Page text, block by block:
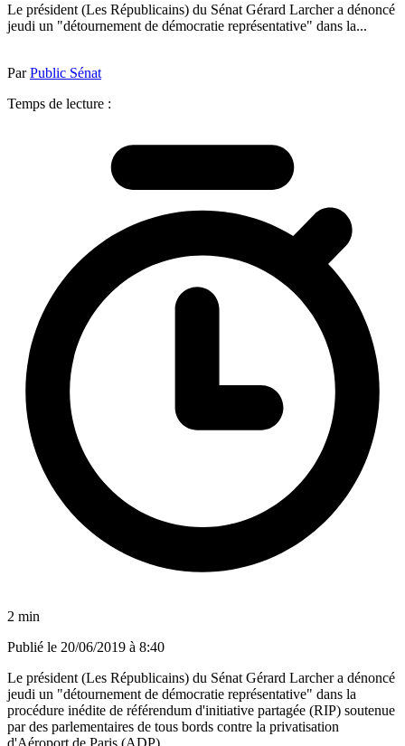
Le président (Les Républicains) du Sénat Gérard Larcher a dénoncé
jeudi un "détournement de démocratie représentative" dans la...
ParPublic Sénat
Temps de lecture :
2 min
Publié le 20/06/2019 à 8:40
Le président (Les Républicains) du Sénat Gérard Larcher a dénoncé
jeudi un "détournement de démocratie représentative" dans la
procédure inédite de référendum d'initiative partagée (RIP) soutenue
par des parlementaires de tous bords contre la privatisation
d'Aéroport de Paris (ADP).